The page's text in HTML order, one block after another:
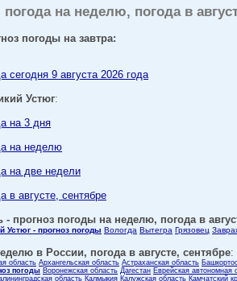
на неделю, погода в
погоды на завтра:
сегодня 9 августа 2026 года
Устюг:
на 3 дня
на неделю
на две недели
в августе, сентябре
- прогноз погоды на неделю, погода в
Устюг - прогноз погоды Вологда Вытегра Грязовец
в России, погода в августе, сентябре:
область Архангельская область Астраханская область
погоды Воронежская область Дагестан Еврейская автономная
область Калмыкия Калужская область Камчатский